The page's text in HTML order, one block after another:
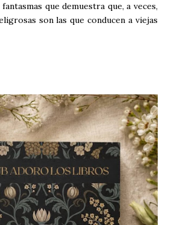
que demuestra que, a veces,
son las que conducen a viejas